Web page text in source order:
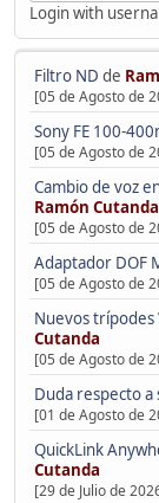
Login with
Filtro ND de
[05 de Agosto de
Sony FE 100-
[05 de Agosto de
Cambio de voz
Ramón Cutanda
[05 de Agosto de
Adaptador DOF
[05 de Agosto de
Nuevos trípodes
Cutanda
[05 de Agosto de
Duda respecto a
[01 de Agosto de
QuickLink
Cutanda
[29 de Julio de